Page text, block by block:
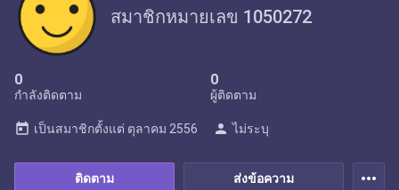
สมาชิกหมายเลข 1050272
0
กำลังติดตาม
0
ผู้ติดตาม
ส่งข้อความ
ติดตาม
today เป็นสมาชิกตั้งแต่ ตุลาคม 2556 person ไม่ระบุ
more_horiz